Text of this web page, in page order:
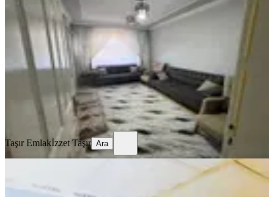
Haliliye, Devteyşti Mahallesi
3. Kat
1.650.000 ₺
İzzet Taşır
Taşır Emlakİzzet Taşır Ara
Realite Tapudan Topçu Meydanında
Eşyalı 1+1 1. Kat